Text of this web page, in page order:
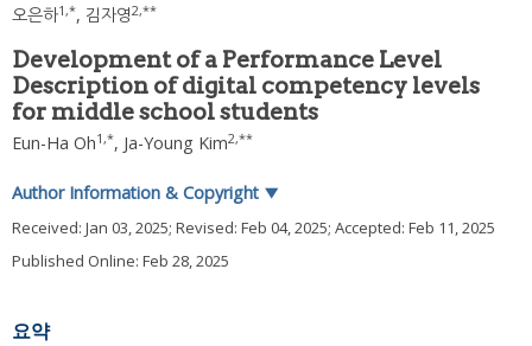
오은하1,*, 김자영2,**
Development of a Performance Level
Description of digital competency levels
for middle school students
Eun-Ha Oh1,*, Ja-Young Kim2,**
Author Information & Copyright ▼
Received: Jan 03, 2025; Revised: Feb 04, 2025; Accepted: Feb 11, 2025
Published Online: Feb 28, 2025
요약